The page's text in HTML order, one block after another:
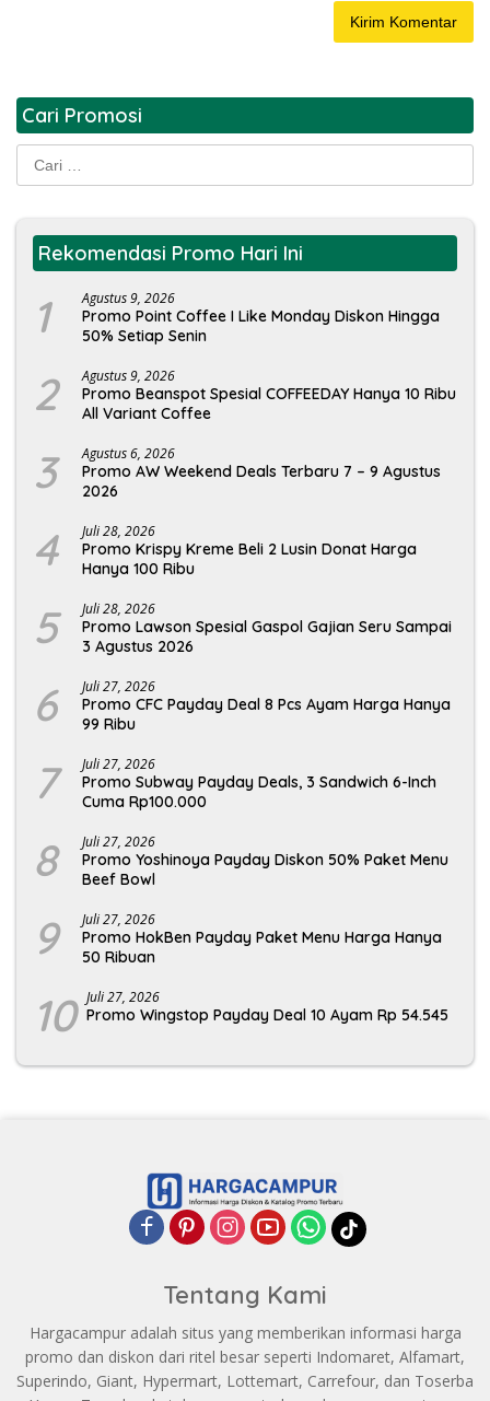
Cari Promosi
Cari
untuk:
Rekomendasi Promo Hari Ini
1 Agustus 9, 2026
Promo Point Coffee I Like Monday Diskon Hingga
50% Setiap Senin
2 Agustus 9, 2026
Promo Beanspot Spesial COFFEEDAY Hanya 10 Ribu
All Variant Coffee
3 Agustus 6, 2026
Promo AW Weekend Deals Terbaru 7 – 9 Agustus
2026
4 Juli 28, 2026
Promo Krispy Kreme Beli 2 Lusin Donat Harga
Hanya 100 Ribu
5 Juli 28, 2026
Promo Lawson Spesial Gaspol Gajian Seru Sampai
3 Agustus 2026
6 Juli 27, 2026
Promo CFC Payday Deal 8 Pcs Ayam Harga Hanya
99 Ribu
7 Juli 27, 2026
Promo Subway Payday Deals, 3 Sandwich 6-Inch
Cuma Rp100.000
8 Juli 27, 2026
Promo Yoshinoya Payday Diskon 50% Paket Menu
Beef Bowl
9 Juli 27, 2026
Promo HokBen Payday Paket Menu Harga Hanya
50 Ribuan
10 Juli 27, 2026
Promo Wingstop Payday Deal 10 Ayam Rp 54.545
Tentang Kami
Hargacampur adalah situs yang memberikan informasi harga
promo dan diskon dari ritel besar seperti Indomaret, Alfamart,
Superindo, Giant, Hypermart, Lottemart, Carrefour, dan Toserba